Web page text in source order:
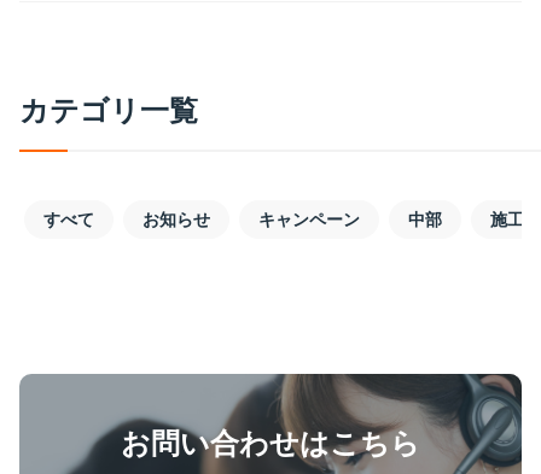
カテゴリ一覧
すべて お知らせ キャンペーン 中部 施工
お問い合わせはこちら